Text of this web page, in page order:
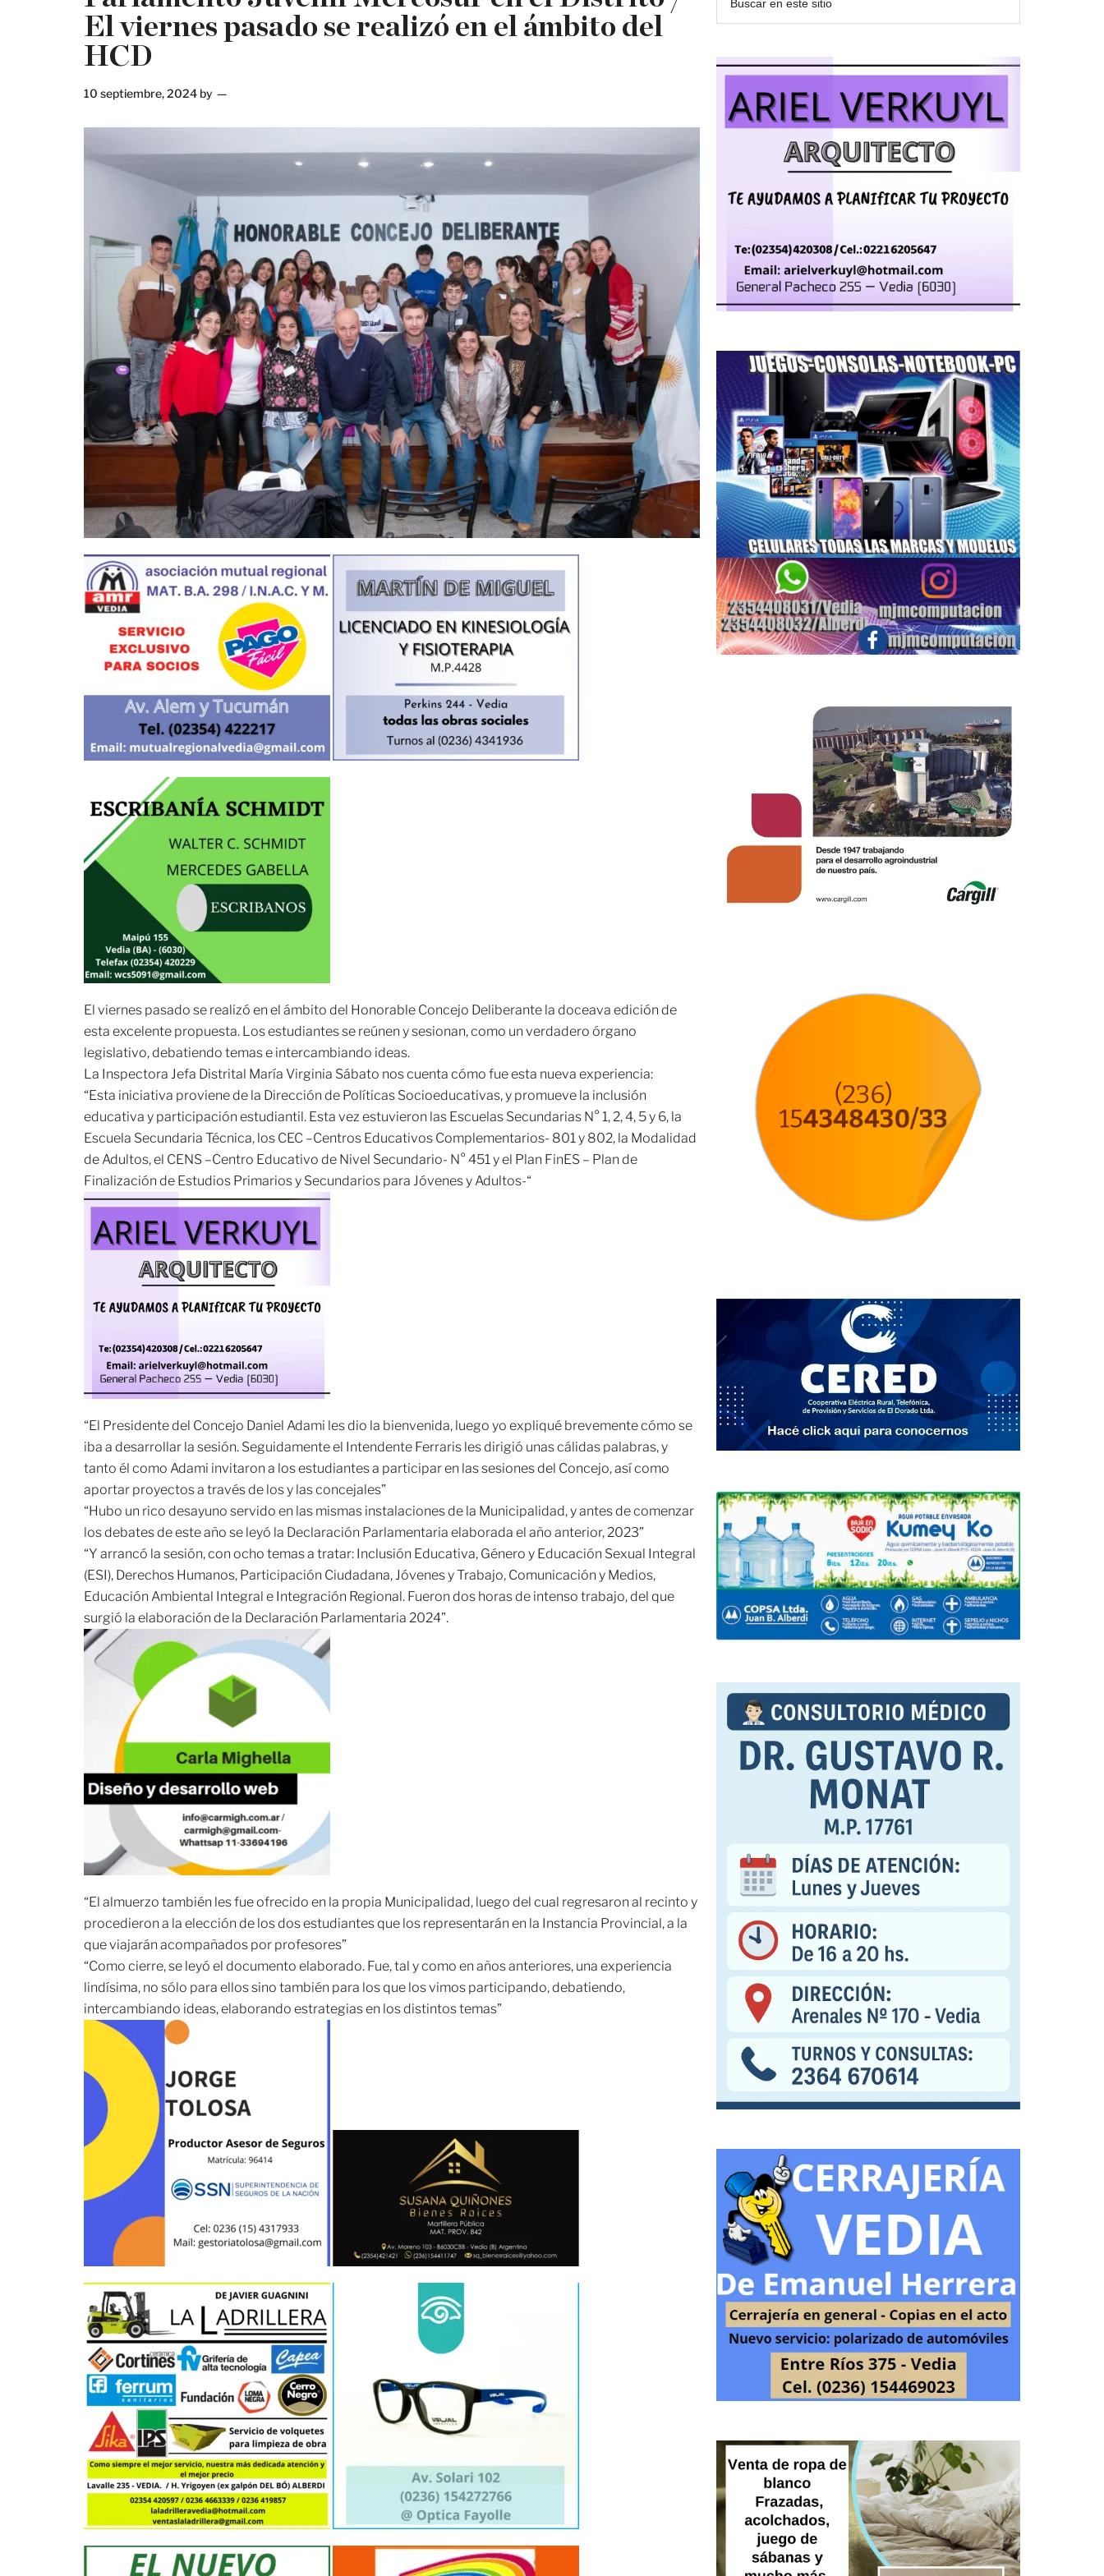
El viernes pasado se realizó en el ámbito del
HCD
10 septiembre, 2024 by
El viernes pasado se realizó en el ámbito del Honorable Concejo Deliberante la doceava edición de
esta excelente propuesta. Los estudiantes se reúnen y sesionan, como un verdadero órgano
legislativo, debatiendo temas e intercambiando ideas.
La Inspectora Jefa Distrital María Virginia Sábato nos cuenta cómo fue esta nueva experiencia:
“Esta iniciativa proviene de la Dirección de Políticas Socioeducativas, y promueve la inclusión
educativa y participación estudiantil. Esta vez estuvieron las Escuelas Secundarias N° 1, 2, 4, 5 y 6, la
Escuela Secundaria Técnica, los CEC –Centros Educativos Complementarios- 801 y 802, la Modalidad
de Adultos, el CENS –Centro Educativo de Nivel Secundario- N° 451 y el Plan FinES – Plan de
Finalización de Estudios Primarios y Secundarios para Jóvenes y Adultos-“
“El Presidente del Concejo Daniel Adami les dio la bienvenida, luego yo expliqué brevemente cómo se
iba a desarrollar la sesión. Seguidamente el Intendente Ferraris les dirigió unas cálidas palabras, y
tanto él como Adami invitaron a los estudiantes a participar en las sesiones del Concejo, así como
aportar proyectos a través de los y las concejales”
“Hubo un rico desayuno servido en las mismas instalaciones de la Municipalidad, y antes de comenzar
los debates de este año se leyó la Declaración Parlamentaria elaborada el año anterior, 2023”
“Y arrancó la sesión, con ocho temas a tratar: Inclusión Educativa, Género y Educación Sexual Integral
(ESI), Derechos Humanos, Participación Ciudadana, Jóvenes y Trabajo, Comunicación y Medios,
Educación Ambiental Integral e Integración Regional. Fueron dos horas de intenso trabajo, del que
surgió la elaboración de la Declaración Parlamentaria 2024”.
“El almuerzo también les fue ofrecido en la propia Municipalidad, luego del cual regresaron al recinto y
procedieron a la elección de los dos estudiantes que los representarán en la Instancia Provincial, a la
que viajarán acompañados por profesores”
“Como cierre, se leyó el documento elaborado. Fue, tal y como en años anteriores, una experiencia
lindísima, no sólo para ellos sino también para los que los vimos participando, debatiendo,
intercambiando ideas, elaborando estrategias en los distintos temas”